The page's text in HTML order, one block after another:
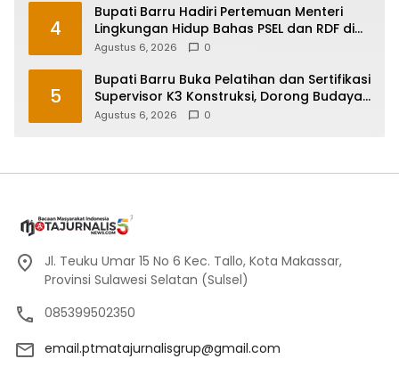
4
Bupati Barru Hadiri Pertemuan Menteri
Lingkungan Hidup Bahas PSEL dan RDF di
Sulsel
Agustus 6, 2026 0
5
Bupati Barru Buka Pelatihan dan Sertifikasi
Supervisor K3 Konstruksi, Dorong Budaya
Zero Accident
Agustus 6, 2026 0
Jl. Teuku Umar 15 No 6 Kec. Tallo, Kota Makassar,
Provinsi Sulawesi Selatan (Sulsel)
085399502350
email.ptmatajurnalisgrup@gmail.com